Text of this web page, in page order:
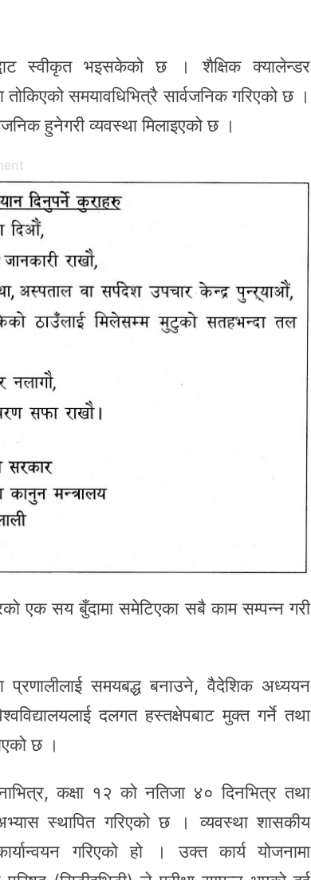
स्वीकृत भइसकेको छ । शैक्षिक क्यालेन्डर
समयावधिभित्रै सार्वजनिक गरिएको छ ।
हुनेगरी व्यवस्था मिलाइएको छ ।
एक सय बुँदामा समेटिएका सबै काम सम्पन्न गरी
प्रणालीलाई समयबद्ध बनाउने, वैदेशिक अध्ययन
दलगत हस्तक्षेपबाट मुक्त गर्ने तथा
छ ।
कक्षा १२ को नतिजा ४० दिनभित्र तथा
स्थापित गरिएको छ । व्यवस्था शासकीय
गरिएको हो । उक्त कार्य योजनामा